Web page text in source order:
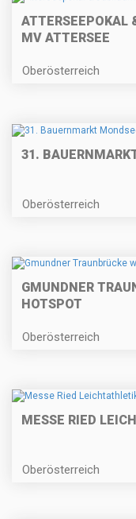
ATTERSEEPOKAL
MV ATTERSEE
Oberösterreich
31.
Oberösterreich
GMUNDNER
HOTSPOT
Oberösterreich
MESSE RIED
Oberösterreich